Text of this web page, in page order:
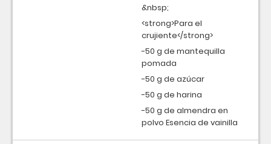
&nbsp;
<strong>Para el
crujiente</strong>
-50 g de mantequilla
pomada
-50 g de azúcar
-50 g de harina
-50 g de almendra en
polvo Esencia de vainilla